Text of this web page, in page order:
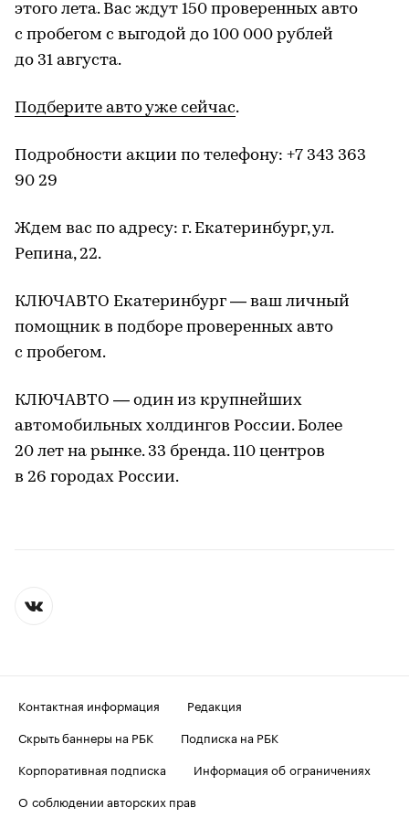
этого лета. Вас ждут 150 проверенных авто
с пробегом с выгодой до 100 000 рублей
до 31 августа.
Подберите авто уже сейчас.
Подробности акции по телефону: +7 343 363
90 29
Ждем вас по адресу: г. Екатеринбург, ул.
Репина, 22.
КЛЮЧАВТО Екатеринбург — ваш личный
помощник в подборе проверенных авто
с пробегом.
КЛЮЧАВТО — один из крупнейших
автомобильных холдингов России. Более
20 лет на рынке. 33 бренда. 110 центров
в 26 городах России.
Контактная информация
Редакция
Скрыть баннеры на РБК
Подписка на РБК
Корпоративная подписка
Информация об ограничениях
О соблюдении авторских прав